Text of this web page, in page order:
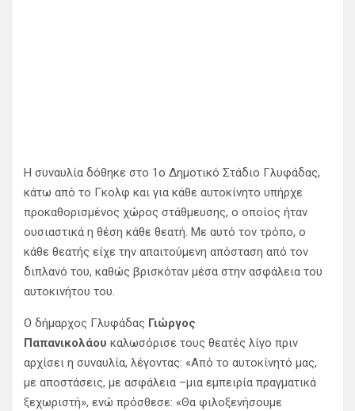
Η συναυλία δόθηκε στο 1ο Δημοτικό Στάδιο Γλυφάδας,
κάτω από το Γκολφ και για κάθε αυτοκίνητο υπήρχε
προκαθορισμένος χώρος στάθμευσης, ο οποίος ήταν
ουσιαστικά η θέση κάθε θεατή. Με αυτό τον τρόπο, ο
κάθε θεατής είχε την απαιτούμενη απόσταση από τον
διπλανό του, καθώς βρισκόταν μέσα στην ασφάλεια του
αυτοκινήτου του.
O δήμαρχος Γλυφάδας Γιώργος
Παπανικολάου καλωσόρισε τους θεατές λίγο πριν
αρχίσει η συναυλία, λέγοντας: «Από το αυτοκίνητό μας,
με αποστάσεις, με ασφάλεια –μια εμπειρία πραγματικά
ξεχωριστή», ενώ πρόσθεσε: «Θα φιλοξενήσουμε